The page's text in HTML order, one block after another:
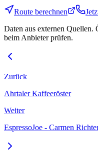
Route berechnen
Daten aus externen
beim Anbieter prüfen.
Zurück
Ahrtaler Kaffeeröster
Weiter
EspressoJoe - Carmen